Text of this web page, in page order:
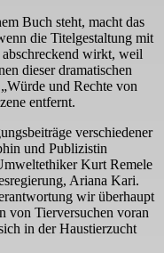
Buch steht, macht das
die Titelgestaltung mit
wirkt, weil
dieser dramatischen
und Rechte von
entfernt.
verschiedener
und Publizistin
Kurt Remele
Ariana Kari.
wir überhaupt
von Tierversuchen voran
in der Haustierzucht